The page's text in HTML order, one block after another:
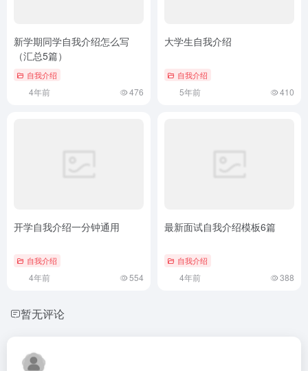
新学期同学自我介绍怎么写
（汇总5篇）
自我介绍
4年前 476
大学生自我介绍
自我介绍
5年前 410
开学自我介绍一分钟通用
自我介绍
4年前 554
最新面试自我介绍模板6篇
自我介绍
4年前 388
暂无评论